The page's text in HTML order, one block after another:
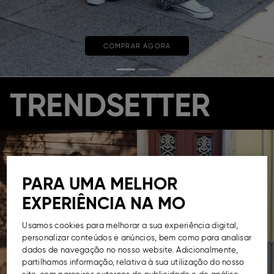
COMPRAR AGORA
TRENDSETTER
PARA UMA MELHOR
EXPERIÊNCIA NA MO
Usamos cookies para melhorar a sua experiência digital,
personalizar conteúdos e anúncios, bem como para analisar
dados de navegação no nosso website. Adicionalmente,
partilhamos informação, relativa à sua utilização do nosso